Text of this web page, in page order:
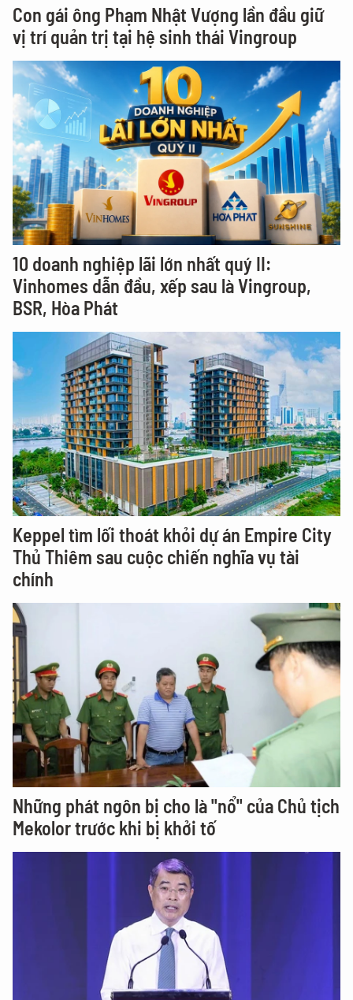
Con gái ông Phạm Nhật Vượng lần đầu giữ
vị trí quản trị tại hệ sinh thái Vingroup
10 doanh nghiệp lãi lớn nhất quý II:
Vinhomes dẫn đầu, xếp sau là Vingroup,
BSR, Hòa Phát
Keppel tìm lối thoát khỏi dự án Empire City
Thủ Thiêm sau cuộc chiến nghĩa vụ tài
chính
Những phát ngôn bị cho là "nổ" của Chủ tịch
Mekolor trước khi bị khởi tố